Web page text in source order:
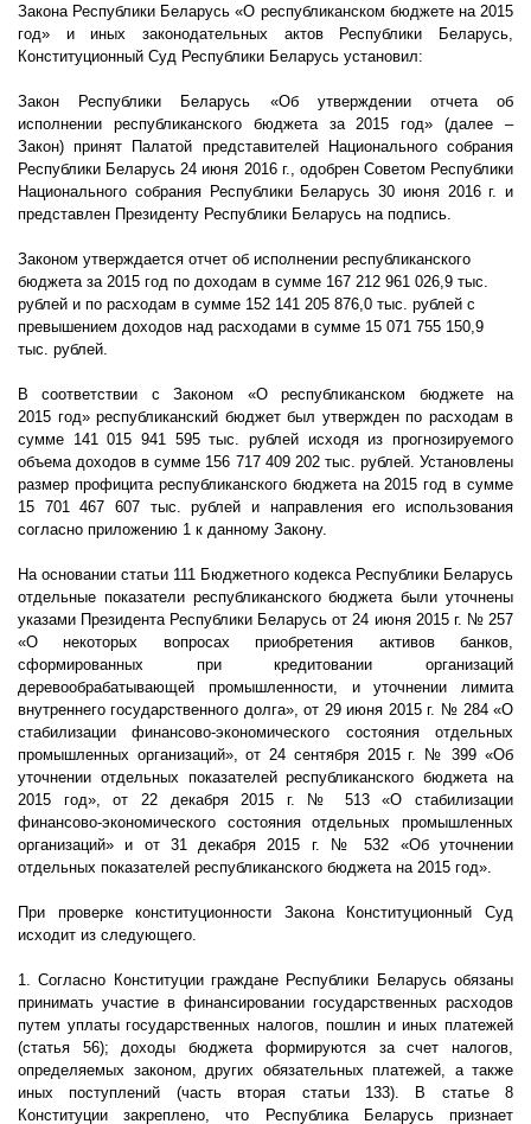
Закона Республики Беларусь «О республиканском бюджете на 2015
год» и иных законодательных актов Республики Беларусь,
Конституционный Суд Республики Беларусь установил:
Закон Республики Беларусь «Об утверждении отчета об
исполнении республиканского бюджета за 2015 год» (далее –
Закон) принят Палатой представителей Национального собрания
Республики Беларусь 24 июня 2016 г., одобрен Советом Республики
Национального собрания Республики Беларусь 30 июня 2016 г. и
представлен Президенту Республики Беларусь на подпись.
Законом утверждается отчет об исполнении республиканского
бюджета за 2015 год по доходам в сумме 167 212 961 026,9 тыс.
рублей и по расходам в сумме 152 141 205 876,0 тыс. рублей с
превышением доходов над расходами в сумме 15 071 755 150,9
тыс. рублей.
В соответствии с Законом «О республиканском бюджете на
2015 год» республиканский бюджет был утвержден по расходам в
сумме 141 015 941 595 тыс. рублей исходя из прогнозируемого
объема доходов в сумме 156 717 409 202 тыс. рублей. Установлены
размер профицита республиканского бюджета на 2015 год в сумме
15 701 467 607 тыс. рублей и направления его использования
согласно приложению 1 к данному Закону.
На основании статьи 111 Бюджетного кодекса Республики Беларусь
отдельные показатели республиканского бюджета были уточнены
указами Президента Республики Беларусь от 24 июня 2015 г. № 257
«О некоторых вопросах приобретения активов банков,
сформированных при кредитовании организаций
деревообрабатывающей промышленности, и уточнении лимита
внутреннего государственного долга», от 29 июня 2015 г. № 284«О
стабилизации финансово-экономического состояния отдельных
промышленных организаций», от 24 сентября 2015 г. № 399«Об
уточнении отдельных показателей республиканского бюджета на
2015 год», от 22 декабря2015 г. № 513«О стабилизации
финансово-экономического состояния отдельных промышленных
организаций»и от 31 декабря2015 г. № 532 «Об уточнении
отдельных показателей республиканского бюджета на 2015 год».
При проверке конституционности Закона Конституционный Суд
исходит из следующего.
1. Согласно Конституции граждане Республики Беларусь обязаны
принимать участие в финансировании государственных расходов
путем уплаты государственных налогов, пошлин и иных платежей
(статья 56); доходы бюджета формируются за счет налогов,
определяемых законом, других обязательных платежей, а также
иных поступлений (часть вторая статьи 133). В статье 8
Конституции закреплено, что Республика Беларусь признает